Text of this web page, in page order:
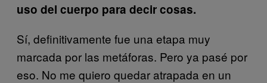
uso del cuerpo para decir cosas.
Sí, definitivamente fue una etapa muy
marcada por las metáforas. Pero ya pasé por
eso. No me quiero quedar atrapada en un